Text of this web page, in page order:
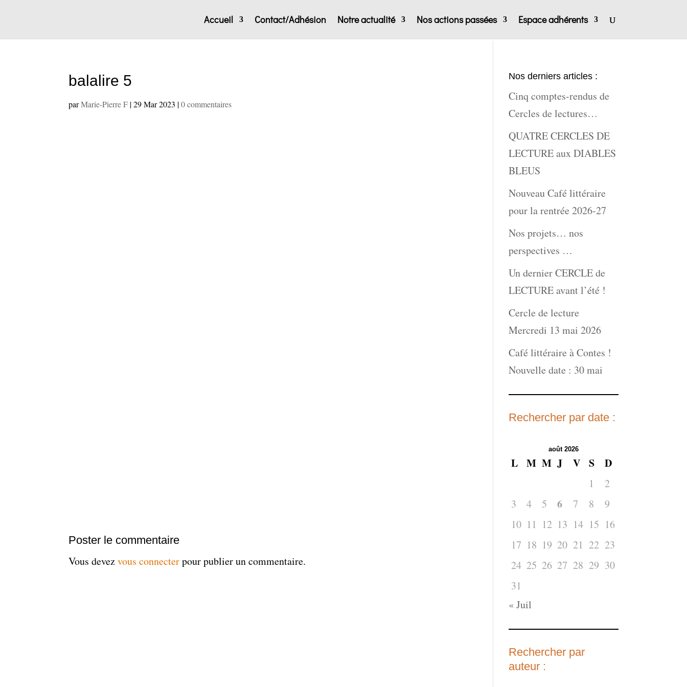
Accueil Contact/Adhésion Notre actualité Nos actions passées Espace adhérents
balalire 5
parMarie-Pierre F |29 Mar 2023 |0 commentaires
Poster le commentaire
Vous devezvous connecterpour publier un commentaire.
Nos derniers articles :
Cinq comptes-rendus de
Cercles de lectures…
QUATRE CERCLES DE
LECTURE aux DIABLES
BLEUS
Nouveau Café littéraire
pour la rentrée 2026-27
Nos projets… nos
perspectives …
Un dernier CERCLE de
LECTURE avant l’été !
Cercle de lecture
Mercredi 13 mai 2026
Café littéraire à Contes !
Nouvelle date : 30 mai
Rechercher par date :
août 2026
L M M J V S D
1
2
3
4 5 6 7 8
9
10 11 12 13 14 15 16
17 18 19 20 21 22 23
24 25 26 27 28 29 30
31
« Juil
Rechercher par
auteur :